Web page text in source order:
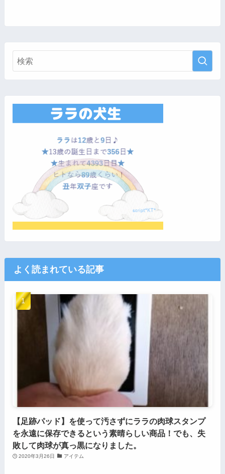
よく読まれている記事
【足跡パッド】を使って汚さずにララの肉球スタンプ
を永遠に保存できるという素晴らしい商品！でも、失
敗して肉球が真っ黒になりました。
2020年3月26日 アイテム